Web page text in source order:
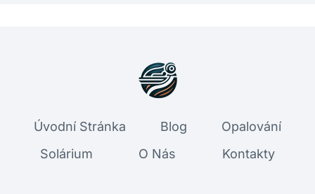
Úvodní Stránka Blog
Opalování
Solárium
O Nás Kontakty